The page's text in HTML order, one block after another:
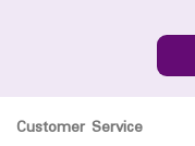
Customer Service